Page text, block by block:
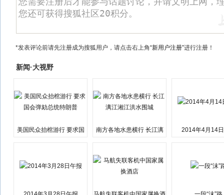
*发表评论前请先注册成为搜狐用户，请点击右上角“新用户注册”进行注册！
新闻·大视野
美国民众抬棺游行 要求国
南方各地水患横行 长江漓
2014年4月14